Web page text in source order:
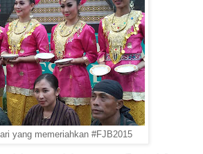
yang memeriahkan #FJB2015